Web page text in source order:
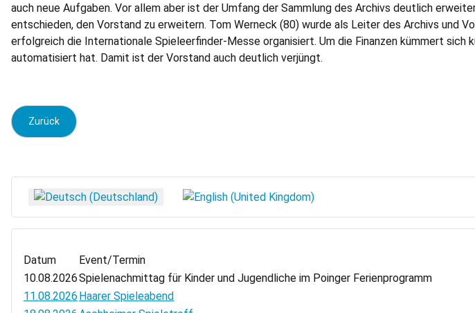
auch neue Aufgaben. Vor allem aber ist der Umfang der Sammlung des Archivs deutlich
entschieden, den Vorstand zu erweitern. Tom Werneck (80) wurde als Leiter des Archivs
erfolgreich die Internationale Spieleerfinder-Messe organisiert. Um die Finanzen kümmert
automatisiert hat. Damit ist der Vorstand auch deutlich verjüngt.
Vorheriger Beitrag: Pressemitteilung: Das Spiele-Archiv zeigt seine Schätze
Zurück
Sprache auswählen
Datum
Event/Termin
10.08.2026Spielenachmittag für Kinder und Jugendliche im Poinger Ferienprogramm
11.08.2026 Haarer Spieleabend